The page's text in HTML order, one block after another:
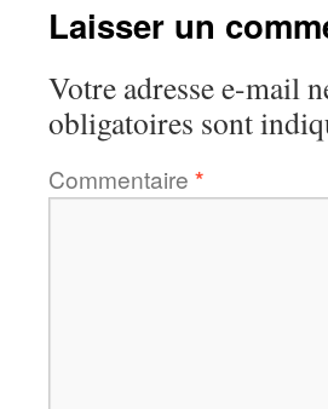
Laisser un
Votre adresse e-mail
obligatoires sont
Commentaire *